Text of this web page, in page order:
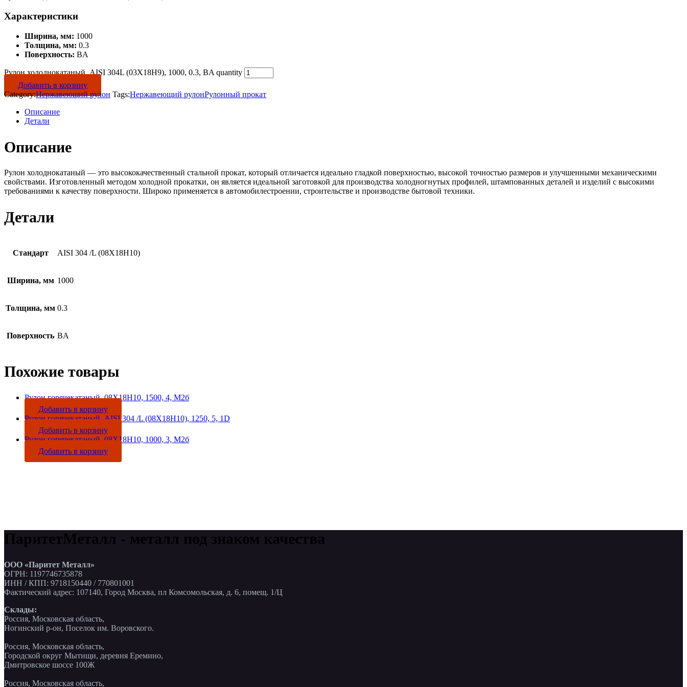
Характеристики
Ширина, мм: 1000
Толщина, мм: 0.3
Поверхность: BA
Рулон холоднокатаный, AISI 304L (03Х18Н9), 1000, 0.3, BA quantity
Добавить в корзину
Category:Нержавеющий рулон Tags:Нержавеющий рулонРулонный прокат
Описание
Детали
Описание
Рулон холоднокатаный — это высококачественный стальной прокат, который отличается идеально гладкой поверхностью, высокой точностью размеров и улучшенными механическими
свойствами. Изготовленный методом холодной прокатки, он является идеальной заготовкой для производства холодногнутых профилей, штампованных деталей и изделий с высокими
требованиями к качеству поверхности. Широко применяется в автомобилестроении, строительстве и производстве бытовой техники.
Детали
Стандарт AISI 304 /L (08Х18Н10)
Ширина, мм 1000
Толщина, мм 0.3
Поверхность BA
Похожие товары
Рулон горячекатаный, 08Х18Н10, 1500, 4, М2б
Добавить в корзину
Рулон горячекатаный, AISI 304 /L (08Х18Н10), 1250, 5, 1D
Добавить в корзину
Рулон горячекатаный, 08Х18Н10, 1000, 3, М2б
Добавить в корзину
ПаритетМеталл - металл под знаком качества
ООО «Паритет Металл»
ОГРН: 1197746735878
ИНН / КПП: 9718150440 / 770801001
Фактический адрес: 107140, Город Москва, пл Комсомольская, д. 6, помещ. 1/Ц
Склады:
Россия, Московская область,
Ногинский р-он, Поселок им. Воровского.
Россия, Московская область,
Городской округ Мытищи, деревня Еремино,
Дмитровское шоссе 100Ж
Россия, Московская область,